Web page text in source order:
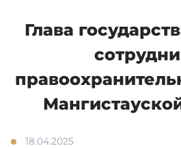
Общие сведения
Глава
18.04.2025